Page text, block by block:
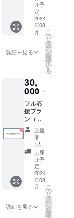
月31日
まで 実
施時
間：2時
間程度
受講方
法：オ
は磐田
商工会
議所で
す。実
施場所
までの
交通費
は支援
者でご
負担く
ださ
い。
記載し
たい氏
名を備
考欄に
入力を
お願い
しま
2024年
7月から
7月まで
掲載 ・
掲載方
法：文
字のみ
磐田で
イベン
トを開
催した
い方は
こちら
をご支
援くだ
限：
2025年
3月末ま
で
け予
定：
2024
年08
月
詳細を見る
こ
の
リ
タ
ー
ン
を
選
択
す
る
30,
000 円
フル応
援プラ
ン（お
礼メー
ル、ク
リア
ファイ
ル、セ
ミナー
受講
券、個
人芳名
掲載）
詳細 ・
お礼の
支援
者：
1人
お届
け予
定：
2024
年08
月
詳細を見る
こ
の
リ
タ
ー
ン
を
選